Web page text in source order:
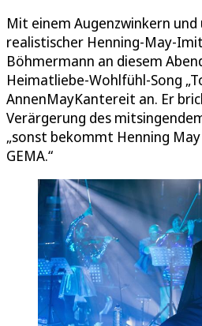
Mit einem Augenzwinkern und
realistischer Henning-May-
Böhmermann an diesem
Heimatliebe-Wohlfühl-Song
AnnenMayKantereit an. Er
Verärgerung des
„sonst bekommt Henning
GEMA.“